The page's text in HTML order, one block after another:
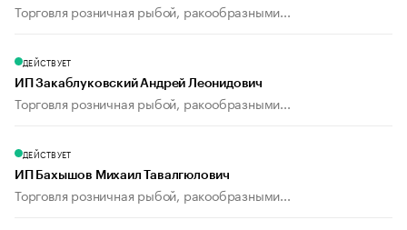
Торговля розничная рыбой, ракообразными...
ДЕЙСТВУЕТ
ИП Закаблуковский Андрей Леонидович
Торговля розничная рыбой, ракообразными...
ДЕЙСТВУЕТ
ИП Бахышов Михаил Тавалгюлович
Торговля розничная рыбой, ракообразными...